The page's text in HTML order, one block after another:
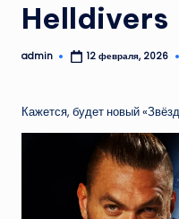
Helldivers
Запись
admin 12 февраля, 2026
Кажется, будет новый